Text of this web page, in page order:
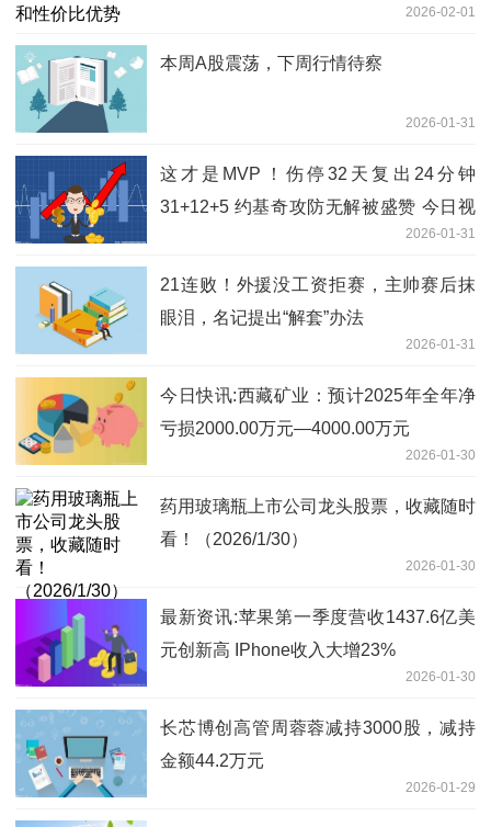
2026-02-01
本周A股震荡，下周行情待察
2026-01-31
这才是MVP！伤停32天复出24分钟
31+12+5 约基奇攻防无解被盛赞 今日视
2026-01-31
21连败！外援没工资拒赛，主帅赛后抹
眼泪，名记提出“解套”办法
2026-01-31
今日快讯:西藏矿业：预计2025年全年净
亏损2000.00万元—4000.00万元
2026-01-30
药用玻璃瓶上市公司龙头股票，收藏随时
看！（2026/1/30）
2026-01-30
最新资讯:苹果第一季度营收1437.6亿美
元创新高 IPhone收入大增23%
2026-01-30
长芯博创高管周蓉蓉减持3000股，减持
金额44.2万元
2026-01-29